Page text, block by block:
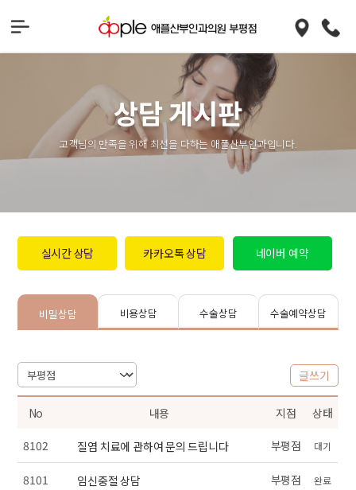
상담 게시판
고객님의 만족을 위해 최선을 다하는 애플산부인과입니다.
실시간 상담 카카오톡 상담 네이버 예약
비밀상담 비용상담 수술상담 수술예약상담
글쓰기
No 내용 지점 상태
8102 질염 치료에 관하여 문의 드립니다 부평점 대기
8101 임신중절 상담 부평점 완료